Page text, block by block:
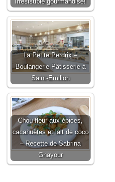
La Petite Perdrix –
Boulangerie Pâtisserie à
Saint-Emilion
Chou-fleur aux épices,
cacahuètes et lait de coco
– Recette de Sabrina
Ghayour